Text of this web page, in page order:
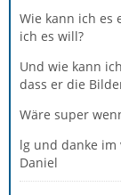
Wie kann ich es
ich es will?
Und wie kann
dass er die
Wäre super
lg und danke im
Daniel